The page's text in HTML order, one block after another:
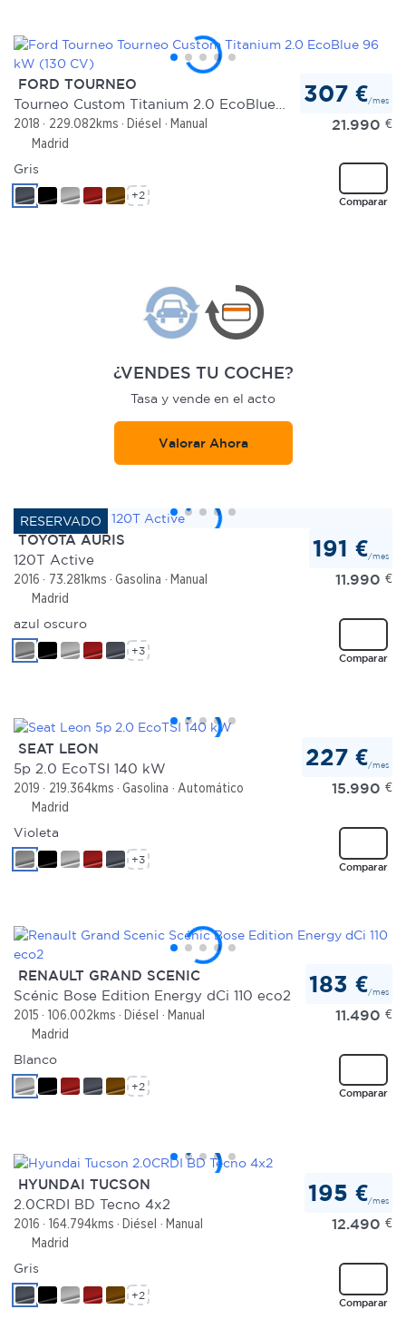
FORD TOURNEO
2018 229.082kms Diésel
Manual
Madrid
307 €/mes
21.990 €
Comparar
Gris
+2
¿VENDES TU COCHE?
Tasa y vende en el acto
Valorar Ahora
TOYOTA AURIS
120T Active
2016 73.281kms Gasolina
Manual
Madrid
191 €/mes
11.990 €
Comparar
azul oscuro
+3
SEAT LEON
5p 2.0 EcoTSI 140 kW
2019 219.364kms Gasolina
Automático
Madrid
227 €/mes
15.990 €
Comparar
Violeta
+3
RENAULT GRAND SCENIC
Scénic Bose Edition Energy dCi 110 eco2
2015 106.002kms Diésel
Manual
Madrid
183 €/mes
11.490 €
Comparar
Blanco
+2
HYUNDAI TUCSON
2.0CRDI BD Tecno 4x2
2016 164.794kms Diésel
Manual
Madrid
195 €/mes
12.490 €
Comparar
Gris
+2